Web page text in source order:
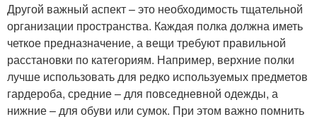
Другой важный аспект – это необходимость тщательной
организации пространства. Каждая полка должна иметь
четкое предназначение, а вещи требуют правильной
расстановки по категориям. Например, верхние полки
лучше использовать для редко используемых предметов
гардероба, средние – для повседневной одежды, а
нижние – для обуви или сумок. При этом важно помнить